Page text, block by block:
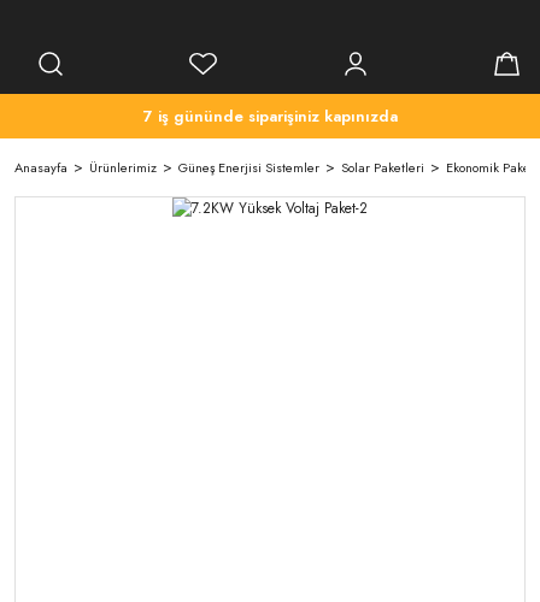
7 iş gününde siparişiniz kapınızda
Anasayfa Ürünlerimiz Güneş Enerjisi Sistemler Solar Paketleri Ekonomik Paket